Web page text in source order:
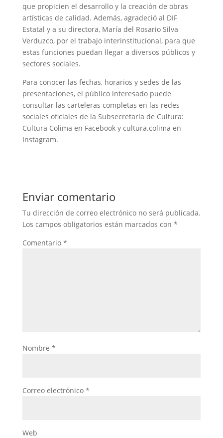
que propicien el desarrollo y la creación de obras
artísticas de calidad. Además, agradeció al DIF
Estatal y a su directora, María del Rosario Silva
Verduzco, por el trabajo interinstitucional, para que
estas funciones puedan llegar a diversos públicos y
sectores sociales.
Para conocer las fechas, horarios y sedes de las
presentaciones, el público interesado puede
consultar las carteleras completas en las redes
sociales oficiales de la Subsecretaría de Cultura:
Cultura Colima en Facebook y cultura.colima en
Instagram.
Enviar comentario
Tu dirección de correo electrónico no será publicada.
Los campos obligatorios están marcados con *
Comentario *
Nombre *
Correo electrónico *
Web